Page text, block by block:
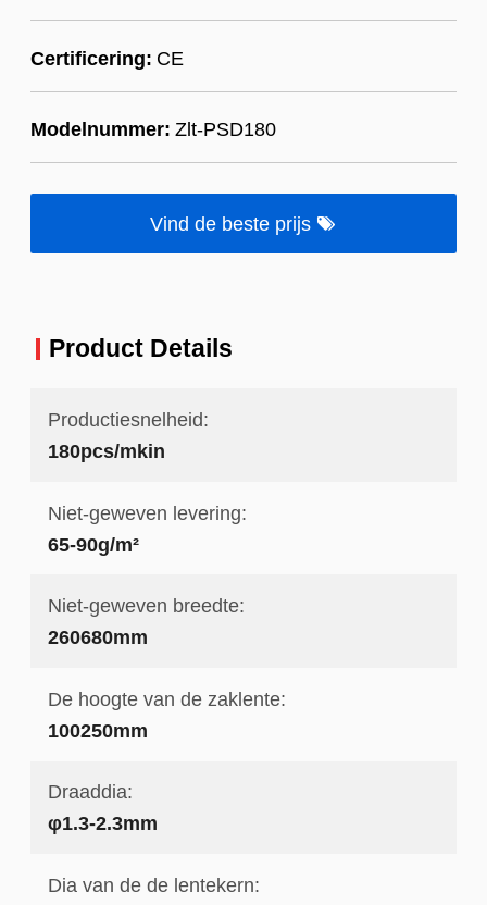
Certificering: CE
Modelnummer: Zlt-PSD180
Vind de beste prijs
Product Details
Productiesnelheid:
180pcs/mkin
Niet-geweven levering:
65-90g/m²
Niet-geweven breedte:
260680mm
De hoogte van de zaklente:
100250mm
Draaddia:
φ1.3-2.3mm
Dia van de de lentekern: